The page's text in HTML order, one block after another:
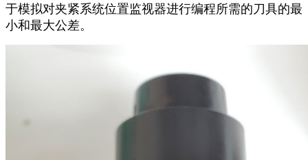
于模拟对夹紧系统位置监视器进行编程所需的刀具的最
小和最大公差。